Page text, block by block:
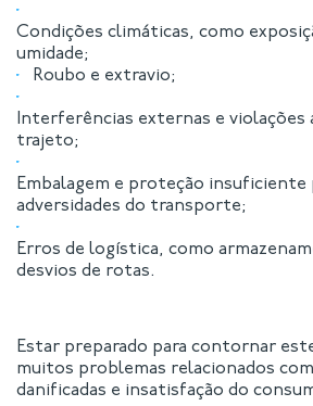
Condições climáticas, como
umidade;
Roubo e extravio;
Interferências externas e violações
trajeto;
Embalagem e proteção insuficiente
adversidades do transporte;
Erros de logística, como
desvios de rotas.
Estar preparado para contornar
muitos problemas relacionados
danificadas e insatisfação do